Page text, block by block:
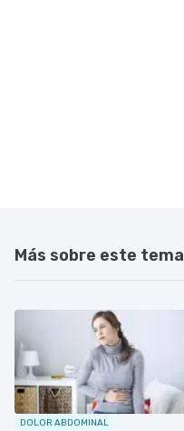
Más sobre este tema
DOLOR ABDOMINAL